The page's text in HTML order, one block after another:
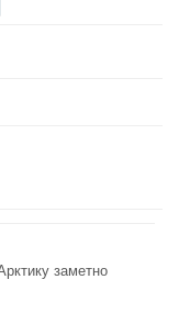
заметно